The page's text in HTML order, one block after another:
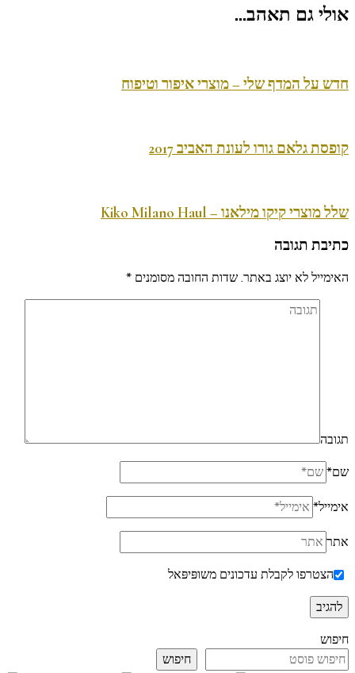
אולי גם תאהב...
חדש על המדף שלי – מוצרי איפור וטיפוח
קופסת גלאם גורו לעונת האביב 2017
שלל מוצרי קיקו מילאנו – Kiko Milano Haul
כתיבת תגובה
האימייל לא יוצג באתר.שדות החובה מסומנים *
תגובה
שם*
אימייל*
אתר
הצטרפו לקבלת עדכונים משופּיפּאל
חיפוש
חיפוש